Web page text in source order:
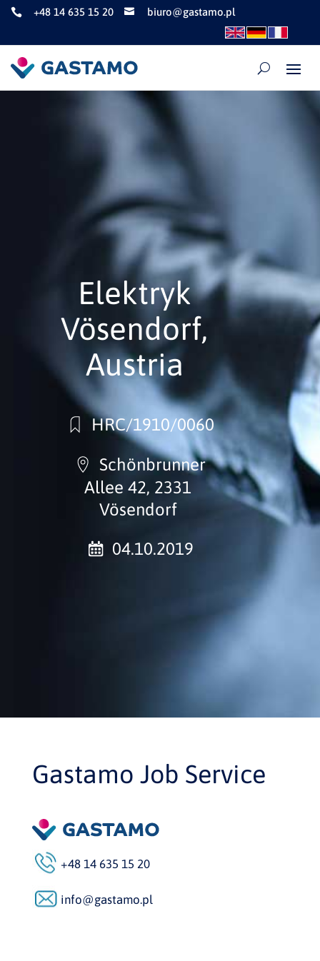
 +48 14 635 15 20  biuro@gastamo.pl
Elektryk
Vösendorf,
Austria
HRC/1910/0060
Schönbrunner
Allee 42, 2331
Vösendorf
04.10.2019
Gastamo Job Service
+48 14 635 15 20
info@gastamo.pl